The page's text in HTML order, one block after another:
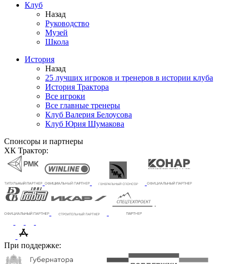
Клуб
Назад
Руководство
Музей
Школа
История
Назад
25 лучших игроков и тренеров в истории клуба
История Трактора
Все игроки
Все главные тренеры
Клуб Валерия Белоусова
Клуб Юрия Шумакова
Спонсоры и партнеры
ХК Трактор:
При поддержке: